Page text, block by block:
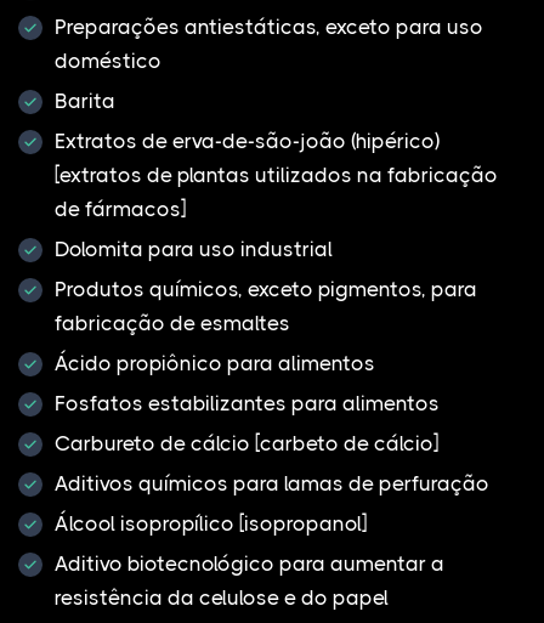
Preparações antiestáticas, exceto para uso
doméstico
Barita
Extratos de erva-de-são-joão (hipérico)
[extratos de plantas utilizados na fabricação
de fármacos]
Dolomita para uso industrial
Produtos químicos, exceto pigmentos, para
fabricação de esmaltes
Ácido propiônico para alimentos
Fosfatos estabilizantes para alimentos
Carbureto de cálcio [carbeto de cálcio]
Aditivos químicos para lamas de perfuração
Álcool isopropílico [isopropanol]
Aditivo biotecnológico para aumentar a
resistência da celulose e do papel